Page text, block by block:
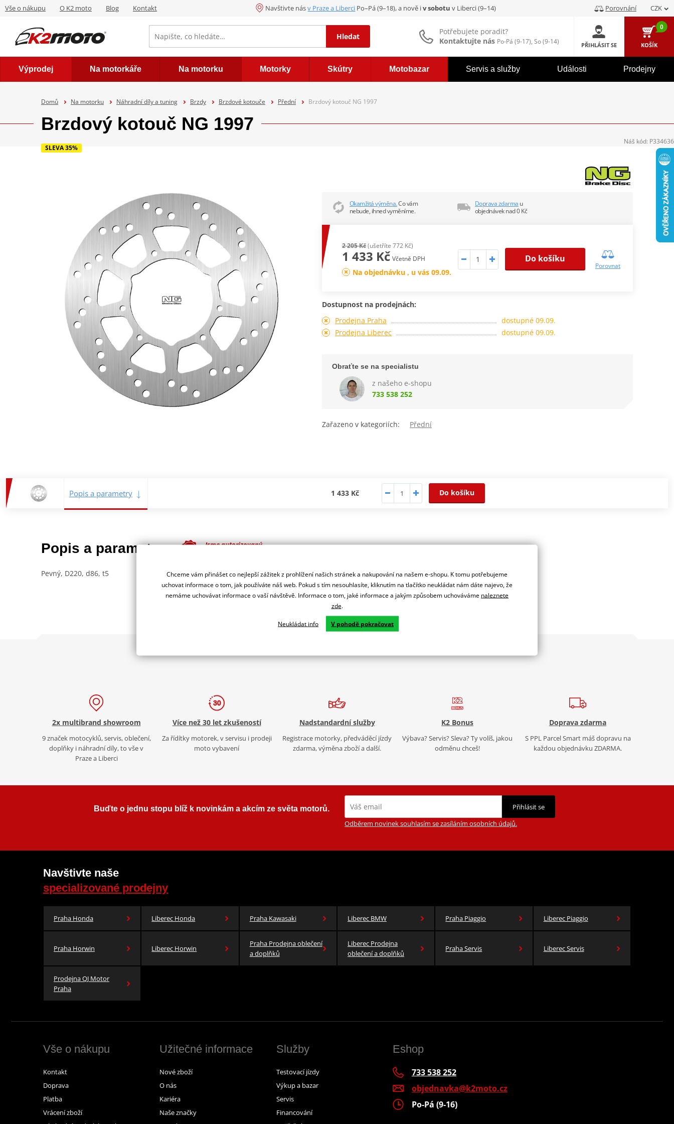
Vše o nákupu O K2 moto Blog Kontakt Navštivte násv Praze a Liberci Po–Pá (9–18), a nově iv sobotu v Liberci (9–14) Porovnání CZK
Hledat
Potřebujete poradit?
Kontaktujte nás Po-Pá (9-17), So (9-14) PŘIHLÁSIT SE
0
KOŠÍK
Výprodej Na motorkáře Na motorku Motorky Skútry Motobazar Servis a služby Události Prodejny
Domů Na motorku Náhradní díly a tuning Brzdy Brzdové kotouče Přední Brzdový kotouč NG 1997
Brzdový kotouč NG 1997
SLEVA 35%
Okamžitá výměna.Co vám
nebude, ihned vyměníme.
Doprava zdarma u
objednávek nad 0 Kč
2 205 Kč(ušetříte 772 Kč)
1 433 Kč Včetně DPH
Na objednávku , u vás 09.09.
Do košíku
Porovnat
Dostupnost na prodejnách:
Prodejna Praha
dostupné 09.09.
Prodejna Liberec
dostupné 09.09.
Obraťte se na specialistu
z našeho e-shopu
733 538 252
Zařazeno v kategoriích: Přední
Popis a parametry 1 433 Kč Do košíku
Popis a parametry
Jsme autorizovaný
Pevný, D220, d86, t5
Náš kód: P334636
2x multibrand showroom
9 značek motocyklů, servis, oblečení,
doplňky i náhradní díly, to vše v
Praze a Liberci
Více než 30 let zkušeností
Za řídítky motorek, v servisu i prodeji
moto vybavení
Nadstandardní služby
Registrace motorky, předváděcí jízdy
zdarma, výměna zboží a další.
K2 Bonus
Výbava? Servis? Sleva? Ty volíš, jakou
odměnu chceš!
Doprava zdarma
S PPL Parcel Smart máš dopravu na
každou objednávku ZDARMA.
Buďte o jednu stopu blíž k novinkám a akcím ze světa motorů.
Přihlásit se
Odběrem novinek souhlasím se zasíláním osobních údajů.
Navštivte naše
specializované prodejny
Praha Honda Liberec Honda Praha Kawasaki Liberec BMW Praha Piaggio Liberec Piaggio
Praha Horwin Liberec Horwin
Praha Prodejna oblečení
a doplňků
Liberec Prodejna
oblečení a doplňků
Praha Servis Liberec Servis
Prodejna QJ Motor
Praha
Vše o nákupu
Kontakt
Doprava
Platba
Vrácení zboží
Užitečné informace
Nové zboží
O nás
Kariéra
Naše značky
Služby
Testovací jízdy
Výkup a bazar
Servis
Financování
Eshop
733 538 252
objednavka@k2moto.cz
Po-Pá (9-16)
Chceme vám přinášet co nejlepší zážitek z prohlížení našich stránek a nakupování na našem e-shopu. K tomu potřebujeme
uchovat informace o tom, jak používáte náš web. Pokud s tím nesouhlasíte, kliknutím na tlačítko neukládat nám dáte najevo, že
nemáme uchovávat informace o vaší návštěvě. Informace o tom, jaké informace a jakým způsobem uchováváme naleznete
zde.
Neukládat info V pohodě pokračovat